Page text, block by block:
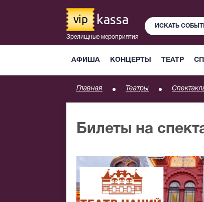
vip kassa
Зрелищные мероприятия
АФИША КОНЦЕРТЫ ТЕАТР
Главная Театры
Билеты на